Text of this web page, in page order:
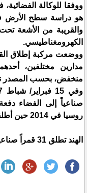
ووفقا للوكالة
هو دراسة سطح الأرض
والقريبة من الأشعة
الكهرومغناطيسي.
مدارين مختلفين،
منخفض، بحسب المصدر
صناعياً إلى الفضاء
روسيا في 2014 حين أطلقت 37 قمرا صناعياً إلى الفضاء.
الهند تطلق 31 قمراً صناعياً دفعة واحدة